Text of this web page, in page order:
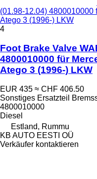
(01.98-12.04) 4800010000
Atego 3 (1996-) LKW
4
Foot Brake Valve
4800010000 für
Atego 3 (1996-) LKW
EUR 435 ≈ CHF 406.50
Sonstiges Ersatzteil
4800010000
Diesel
Estland, Rummu
KB AUTO EESTI OÜ
Verkäufer kontaktieren